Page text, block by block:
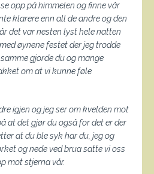
opp på himmelen og finne vår
klarere enn all de andre og den
det var nesten lyst hele natten
øynene festet der jeg trodde
gjorde du og mange
om at vi kunne føle
igjen og jeg ser om kvelden mot
at det gjør du også for det er der
at du ble syk har du, jeg og
og nede ved brua satte vi oss
mot stjerna vår.